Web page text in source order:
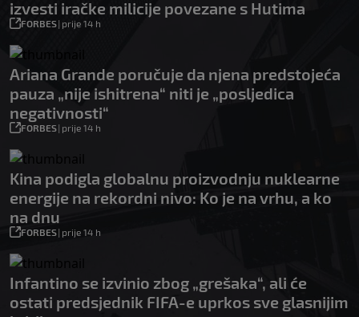
izvesti iračke milicije povezane s Hutima
FORBES| prije 14 h
Ariana Grande poručuje da njena predstojeća
pauza „nije ishitrena“ niti je „posljedica
negativnosti“
FORBES| prije 14 h
Kina podigla globalnu proizvodnju nuklearne
energije na rekordni nivo: Ko je na vrhu, a ko
na dnu
FORBES| prije 14 h
Infantino se izvinio zbog „grešaka“, ali će
ostati predsjednik FIFA-e uprkos sve glasnijim